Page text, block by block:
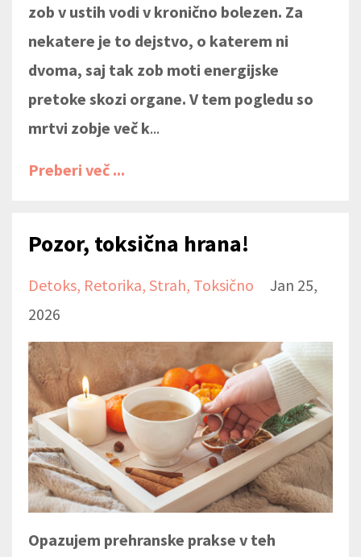
zob v ustih vodi v kronično bolezen. Za
nekatere je to dejstvo, o katerem ni
dvoma, saj tak zob moti energijske
pretoke skozi organe. V tem pogledu so
mrtvi zobje več k...
Preberi več ...
Pozor, toksična hrana!
Detoks Retorika Strah Toksično
Jan 25,
2026
Opazujem prehranske prakse v teh